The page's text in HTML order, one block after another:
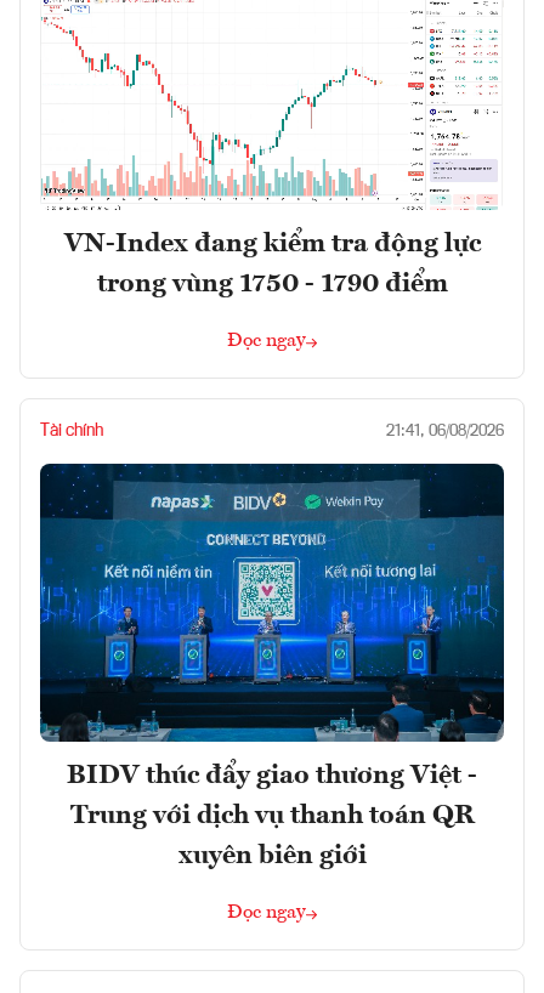
VN-Index đang kiểm tra động lực
trong vùng 1750 - 1790 điểm
Đọc ngay
Tài chính 21:41, 06/08/2026
BIDV thúc đẩy giao thương Việt -
Trung với dịch vụ thanh toán QR
xuyên biên giới
Đọc ngay